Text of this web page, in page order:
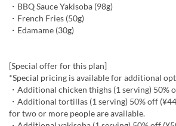
・BBQ Sauce Yakisoba (98g)
・French Fries (50g)
・Edamame (30g)
[Special offer for this plan]
*Special pricing is available for additional
・Additional chicken thighs (1 serving)
・Additional tortillas (1 serving) 50% off
for two or more people are available.